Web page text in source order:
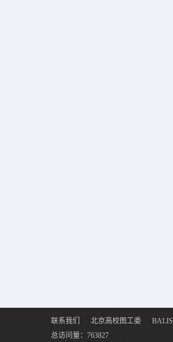
联系我们 北京高校图工委 BALIS
总访问量： 763827